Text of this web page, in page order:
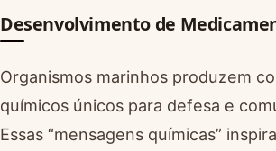
Desenvolvimento de
Organismos marinhos produzem
químicos únicos para defesa e
Essas “mensagens químicas”